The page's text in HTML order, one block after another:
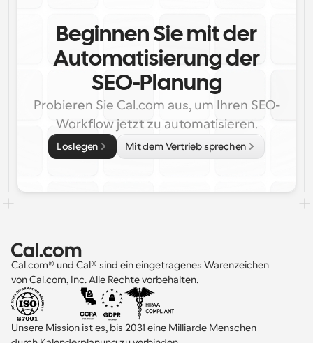
Beginnen Sie mit der
Automatisierung der
SEO-Planung
Probieren Sie Cal.com aus, um Ihren SEO-
Workflow jetzt zu automatisieren.
Loslegen Mit dem Vertrieb sprechen
Cal.com® und Cal® sind ein eingetragenes Warenzeichen
von Cal.com, Inc. Alle Rechte vorbehalten.
Unsere Mission ist es, bis 2031 eine Milliarde Menschen